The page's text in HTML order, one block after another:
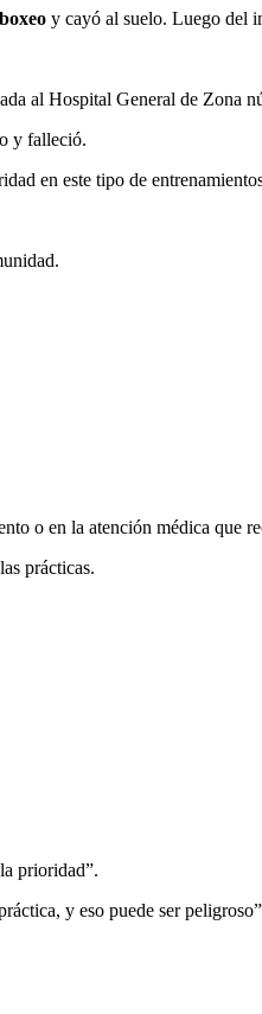
boxeo y cayó al suelo. Luego del
al Hospital General de Zona
y falleció.
en este tipo de
o en la atención médica que
prácticas.
prioridad”.
y eso puede ser